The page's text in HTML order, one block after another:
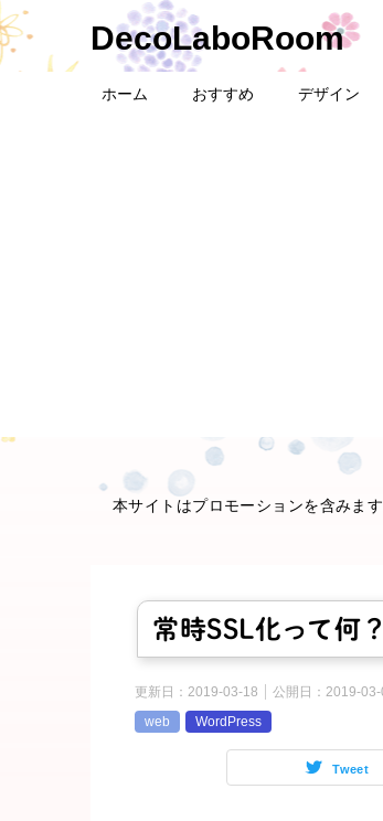
DecoLaboRoom
ホーム おすすめ デザイン
本サイトはプロモーションを含みます
常時SSL化って何
更新日： 2019-03-18 公開日： 2019-03-
web
WordPress
Tweet